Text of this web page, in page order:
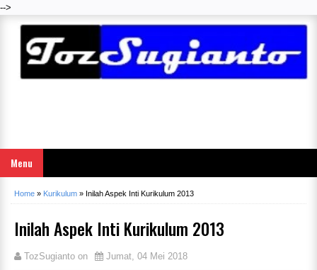
-->
Menu
Home » Kurikulum » Inilah Aspek Inti Kurikulum 2013
Inilah Aspek Inti Kurikulum 2013
TozSugianto on Jumat, 04 Mei 2018